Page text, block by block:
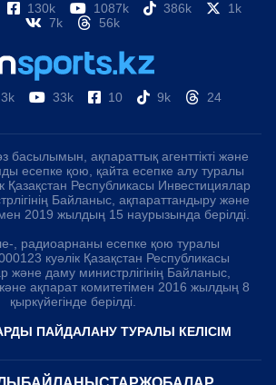
130k 1087k 386k
1k
7k
56k
3k 33k 10 9k 24
басылымын, ақпараттық агенттікті және
есепке қою, қайта есепке алу туралы
Қазақстан Республикасы Инвестициялар
Байланыс, ақпараттандыру және
2019 жылдың 15 наурызында берілді.
, радиоарнаны есепке қою туралы
куәлік Қазақстан Республикасы
және даму министрлігінің Байланыс,
ақпарат комитетімен 2016 жылдың 8
қыркүйегінде берілді.
ПАЙДАЛАНУ ТУРАЛЫ КЕЛІСІМ